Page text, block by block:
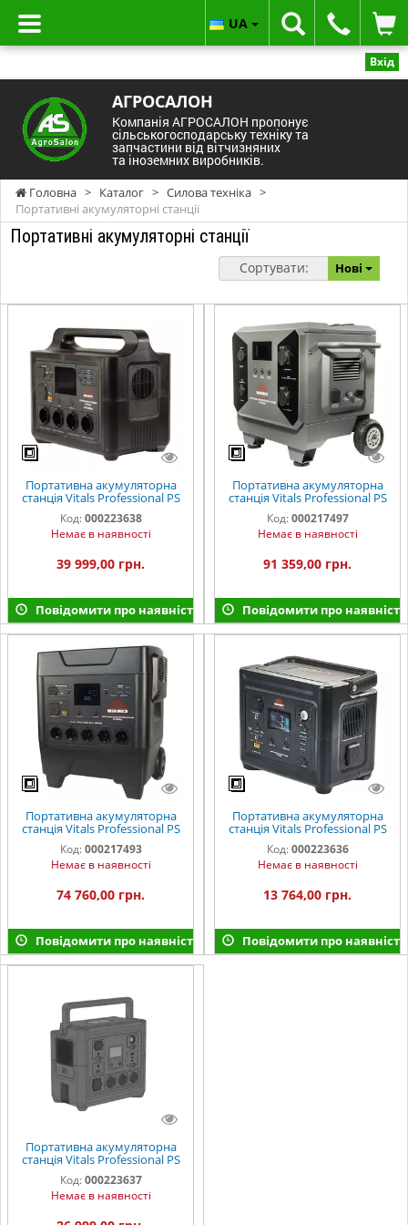
Вхід
АГРОСАЛОН
Компанія АГРОСАЛОН пропонує
сільськогосподарську техніку та
запчастини від вітчизняних
та іноземних виробників.
UA
Головна > Каталог > Силова техніка >
Портативні акумуляторні станції
Портативні акумуляторні станції
Сортувати: Нові
Портативна акумуляторна
станція Vitals Professional PS
1800qc
Код: 000223638
Немає в наявності
39 999,00 грн.
Повідомити про наявність
Портативна акумуляторна
станція Vitals Professional PS
4500qc
Код: 000217497
Немає в наявності
91 359,00 грн.
Повідомити про наявність
Портативна акумуляторна
станція Vitals Professional PS
3600qc
Код: 000217493
Немає в наявності
74 760,00 грн.
Повідомити про наявність
Портативна акумуляторна
станція Vitals Professional PS
500qc
Код: 000223636
Немає в наявності
13 764,00 грн.
Повідомити про наявність
Портативна акумуляторна
станція Vitals Professional PS
1000qc
Код: 000223637
Немає в наявності